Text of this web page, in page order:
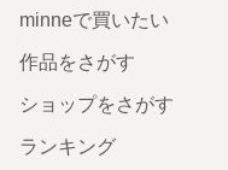
minneで買いたい
作品をさがす
ショップをさがす
ランキング